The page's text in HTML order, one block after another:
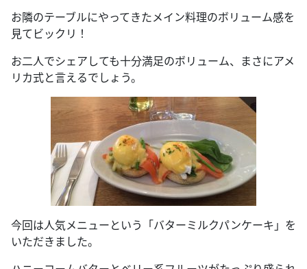
お隣のテーブルにやってきたメイン料理のボリューム感を
見てビックリ！
お二人でシェアしても十分満足のボリューム、まさにアメ
リカ式と言えるでしょう。
今回は人気メニューという「バターミルクパンケーキ」を
いただきました。